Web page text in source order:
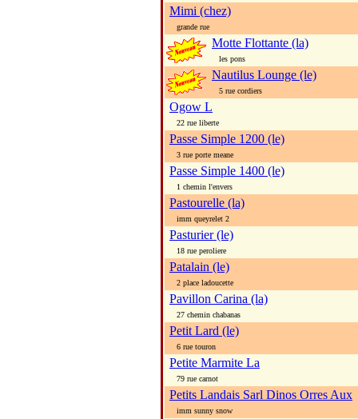
Mimi (chez)
grande rue
Motte Flottante (la)
les pons
Nautilus Lounge (le)
5 rue cordiers
Ogow L
22 rue liberte
Passe Simple 1200 (le)
3 rue porte meane
Passe Simple 1400 (le)
1 chemin l'envers
Pastourelle (la)
imm queyrelet 2
Pasturier (le)
18 rue peroliere
Patalain (le)
2 place ladoucette
Pavillon Carina (la)
27 chemin chabanas
Petit Lard (le)
6 rue touron
Petite Marmite La
79 rue carnot
Petits Landais Sarl Dinos Orres Aux
imm sunny snow